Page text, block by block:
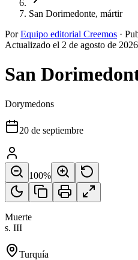
San Dorimedonte, mártir
Por Equipo editorial Creemos ·
Actualizado el 2 de agosto de 2026
San
Dorymedons
20 de septiembre
100%
Muerte
s. III
Turquía